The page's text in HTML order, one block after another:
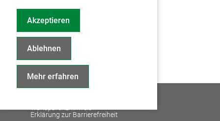
Akzeptieren
Ablehnen
Mehr erfahren
Pressemitteilungen
Erklärung zur Barrierefreiheit